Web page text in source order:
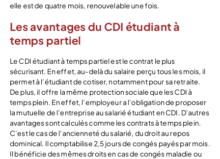
elle est de quatre mois, renouvelable une fois.
Les avantages du CDI étudiant à
temps partiel
Le CDI étudiant à temps partiel est le contrat le plus
sécurisant. En effet, au-delà du salaire perçu tous les mois, il
permet à l’étudiant de cotiser, notamment pour sa retraite.
De plus, il offre la même protection sociale que les CDI à
temps plein. En effet, l’employeur a l’obligation de proposer
la mutuelle de l’entreprise au salarié étudiant en CDI. D’autres
avantages sont calculés comme les contrats à temps plein.
C’est le cas de l’ancienneté du salarié, du droit au repos
dominical. Il comptabilise 2,5 jours de congés payés par mois.
Il bénéficie des mêmes droits en cas de congés maladie ou